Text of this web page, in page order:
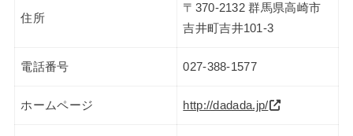
住所
〒370-2132 群馬県高崎市
吉井町吉井101-3
電話番号 027-388-1577
ホームページ http://dadada.jp/